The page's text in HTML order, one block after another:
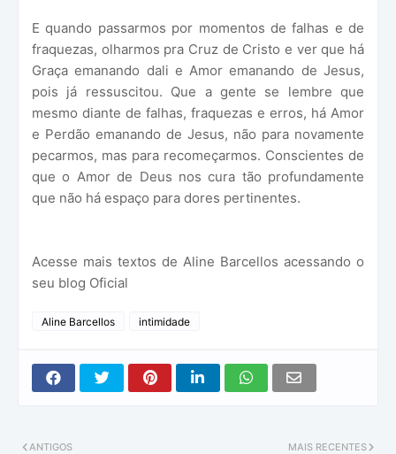
E quando passarmos por momentos de falhas e de
fraquezas, olharmos pra Cruz de Cristo e ver que há
Graça emanando dali e Amor emanando de Jesus,
pois já ressuscitou. Que a gente se lembre que
mesmo diante de falhas, fraquezas e erros, há Amor
e Perdão emanando de Jesus, não para novamente
pecarmos, mas para recomeçarmos. Conscientes de
que o Amor de Deus nos cura tão profundamente
que não há espaço para dores pertinentes.
Acesse mais textos de Aline Barcellos acessando o
seu blog Oficial
Aline Barcellos intimidade
MAIS RECENTES
ANTIGOS